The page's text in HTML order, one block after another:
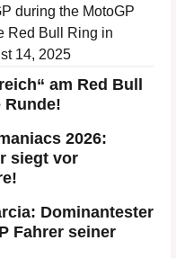
am Red Bull
Runde!
2026:
siegt vor
Dominantester
Fahrer seiner